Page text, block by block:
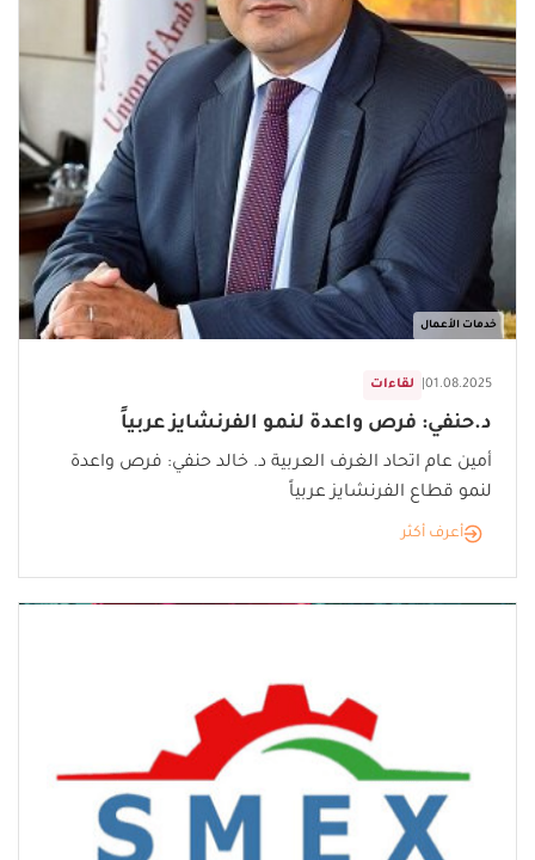
خدمات الأعمال
لقاءات 01.08.2025
د.حنفي: فرص واعدة لنمو الفرنشايز عربياً
أمين عام اتحاد الغرف العربية د. خالد حنفي: فرص واعدة
لنمو قطاع الفرنشايز عربياً
أعرف أكثر